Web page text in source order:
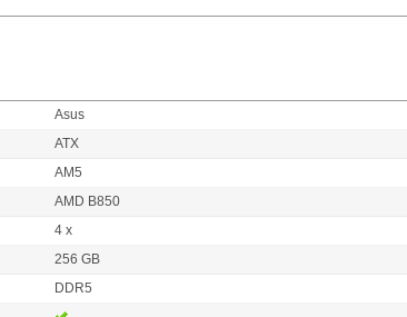
Asus
ATX
AM5
AMD B850
4 x
256 GB
DDR5